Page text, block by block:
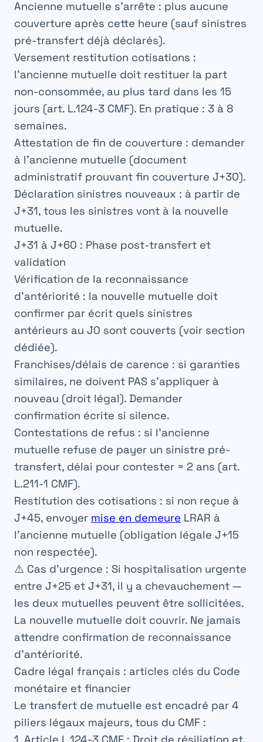
Ancienne mutuelle s’arrête : plus aucune
couverture après cette heure (sauf sinistres
pré-transfert déjà déclarés).
Versement restitution cotisations :
l’ancienne mutuelle doit restituer la part
non-consommée, au plus tard dans les 15
jours (art. L.124-3 CMF). En pratique : 3 à 8
semaines.
Attestation de fin de couverture : demander
à l’ancienne mutuelle (document
administratif prouvant fin couverture J+30).
Déclaration sinistres nouveaux : à partir de
J+31, tous les sinistres vont à la nouvelle
mutuelle.
J+31 à J+60 : Phase post-transfert et
validation
Vérification de la reconnaissance
d’antériorité : la nouvelle mutuelle doit
confirmer par écrit quels sinistres
antérieurs au J0 sont couverts (voir section
dédiée).
Franchises/délais de carence : si garanties
similaires, ne doivent PAS s’appliquer à
nouveau (droit légal). Demander
confirmation écrite si silence.
Contestations de refus : si l’ancienne
mutuelle refuse de payer un sinistre pré-
transfert, délai pour contester = 2 ans (art.
L.211-1 CMF).
Restitution des cotisations : si non reçue à
J+45, envoyer mise en demeure LRAR à
l’ancienne mutuelle (obligation légale J+15
non respectée).
⚠️ Cas d’urgence : Si hospitalisation urgente
entre J+25 et J+31, il y a chevauchement —
les deux mutuelles peuvent être sollicitées.
La nouvelle mutuelle doit couvrir. Ne jamais
attendre confirmation de reconnaissance
d’antériorité.
Cadre légal français : articles clés du Code
monétaire et financier
Le transfert de mutuelle est encadré par 4
piliers légaux majeurs, tous du CMF :